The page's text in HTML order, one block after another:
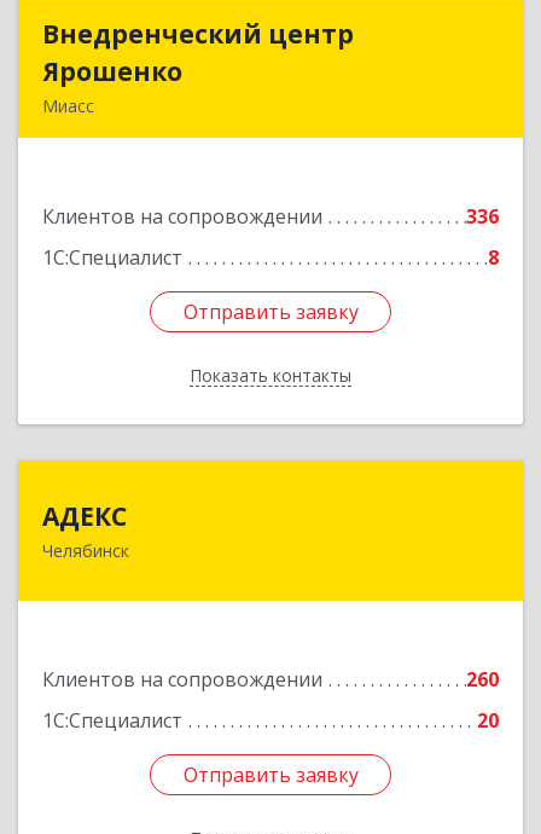
Внедренческий центр
Ярошенко
Миасс
Клиентов на сопровождении
336
1С:Специалист
8
Отправить заявку
Показать контакты
Внедренческий центр
Подробнее
Отправить заявку
Назад
АДЕКС
Челябинск
Клиентов на сопровождении
260
1С:Специалист
20
Отправить заявку
454080, Челябинская обл, Челябинск г, Смирных
Отправить заявку